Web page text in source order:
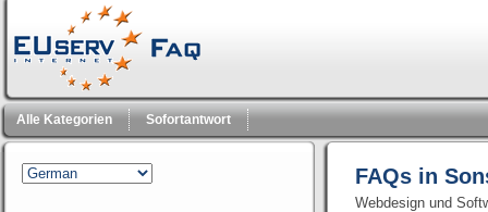
Alle Kategorien Sofortantwort
FAQs in
Webdesign und